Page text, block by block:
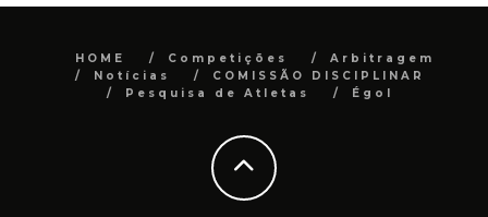
HOME Competições
Arbitragem
Notícias
COMISSÃO DISCIPLINAR
Pesquisa de Atletas
Égol